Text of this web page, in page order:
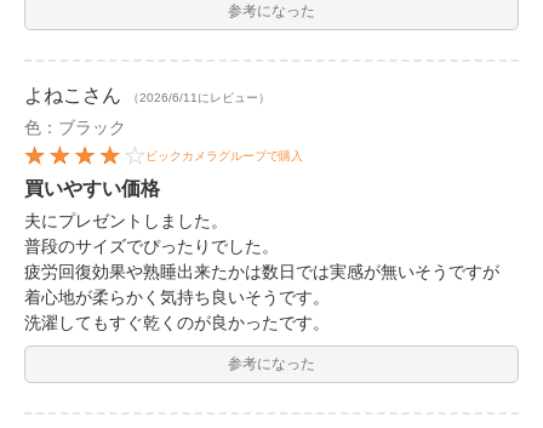
参考になった
よねこ さん （2026/6/11にレビュー）
色：ブラック
ビックカメラグループで購入
買いやすい価格
夫にプレゼントしました。
普段のサイズでぴったりでした。
疲労回復効果や熟睡出来たかは数日では実感が無いそうですが
着心地が柔らかく気持ち良いそうです。
洗濯してもすぐ乾くのが良かったです。
参考になった